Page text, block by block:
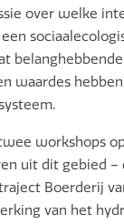
over welke
waardes
workshops op
uit dit gebied –
Boerderij
van het